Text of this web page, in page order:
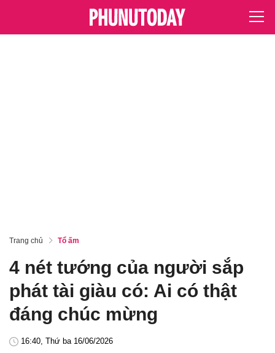
Trang chủ Tổ ấm
4 nét tướng của người sắp
phát tài giàu có: Ai có thật
đáng chúc mừng
16:40, Thứ ba 16/06/2026